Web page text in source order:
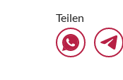
Teilen